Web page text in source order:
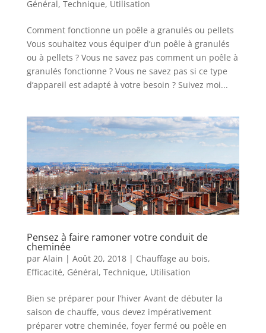
Général, Technique, Utilisation
Comment fonctionne un poêle a granulés ou pellets
Vous souhaitez vous équiper d’un poêle à granulés
ou à pellets ? Vous ne savez pas comment un poêle à
granulés fonctionne ? Vous ne savez pas si ce type
d’appareil est adapté à votre besoin ? Suivez moi...
Pensez à faire ramoner votre conduit de
cheminée
par Alain | Août 20, 2018| Chauffage au bois,
Efficacité, Général, Technique, Utilisation
Bien se préparer pour l’hiver Avant de débuter la
saison de chauffe, vous devez impérativement
préparer votre cheminée, foyer fermé ou poêle en